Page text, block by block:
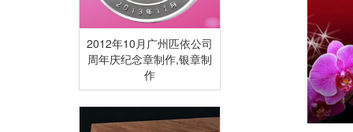
2012年10月广州匹依公司
周年庆纪念章制作,银章制
作